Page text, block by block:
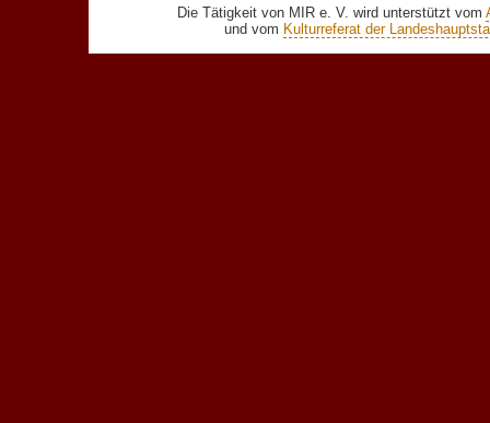
Die Tätigkeit von MIR e. V. wird unterstützt vom
und vom Kulturreferat der